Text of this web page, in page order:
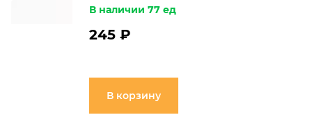
В наличии 77 ед
245 ₽
В корзину